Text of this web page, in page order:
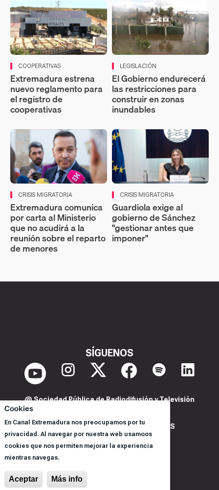
Cookies
En Canal Extremadura nos preocupamos por tu
privacidad. Al navegar por nuestra web usamoos
cookies que nos permiten mejorar la experiencia
mientras navegas.
Aceptar Más info
COOPERATIVAS
Extremadura estrena
nuevo reglamento para
el registro de
cooperativas
LEGISLACIÓN
El Gobierno endurecerá
las restricciones para
construir en zonas
inundables
CRISIS MIGRATORIA
Extremadura comunica
por carta al Ministerio
que no acudirá a la
reunión sobre el reparto
de menores
CRISIS MIGRATORIA
Guardiola exige al
gobierno de Sánchez
"gestionar antes que
imponer"
SÍGUENOS
@ Sociedad Pública de Radiodifusión y Televisión
POLITICA DE PRIVACIDAD Y COOKIES